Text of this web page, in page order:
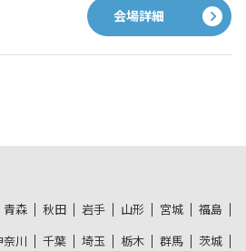
会場詳細
青森 秋田 岩手 山形 宮城 福島
川 千葉 埼玉 栃木 群馬 茨城